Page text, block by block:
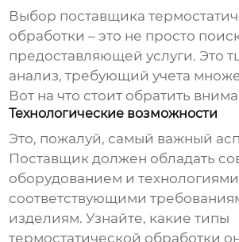
Выбор поставщика
обработки – это не просто
предоставляющей услуги. Это
анализ, требующий учета
Вот на что стоит обратить
Технологические возможности
Это, пожалуй, самый важный
Поставщик должен обладать
оборудованием и
соответствующими
изделиям. Узнайте, какие типы
термостатической обработки